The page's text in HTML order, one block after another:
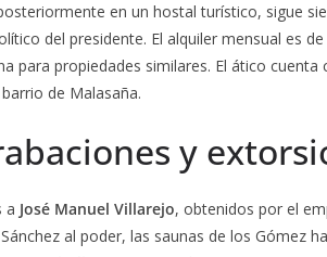
en un hostal turístico, sigue
del presidente. El alquiler mensual es
para propiedades similares. El ático
de Malasaña.
y
a José Manuel Villarejo, obtenidos por el
al poder, las saunas de los Gómez